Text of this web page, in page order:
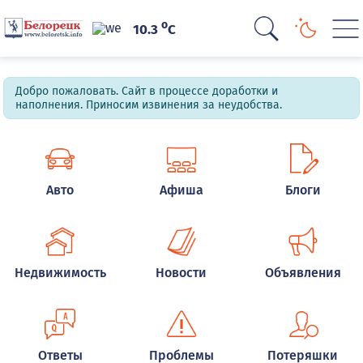
10.3oC
Добро пожаловать. Сайт в процессе доработки и
наполнения. Приносим извинения за неудобства.
Авто Афиша Блоги
Недвижимость Новости Объявления
Ответы Проблемы Потеряшки